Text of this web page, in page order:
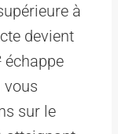
à
devient
échappe
vous
sur le